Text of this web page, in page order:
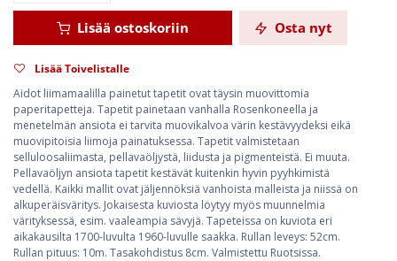
Lisää ostoskoriin Osta nyt
Lisää Toivelistalle
Aidot liimamaalilla painetut tapetit ovat täysin muovittomia
paperitapetteja. Tapetit painetaan vanhalla Rosenkoneella ja
menetelmän ansiota ei tarvita muovikalvoa värin kestävyydeksi eikä
muovipitoisia liimoja painatuksessa. Tapetit valmistetaan
selluloosaliimasta, pellavaöljystä, liidusta ja pigmenteistä. Ei muuta.
Pellavaöljyn ansiota tapetit kestävät kuitenkin hyvin pyyhkimistä
vedellä. Kaikki mallit ovat jäljennöksiä vanhoista malleista ja niissä on
alkuperäisväritys. Jokaisesta kuviosta löytyy myös muunnelmia
värityksessä, esim. vaaleampia sävyjä. Tapeteissa on kuviota eri
aikakausilta 1700-luvulta 1960-luvulle saakka. Rullan leveys: 52cm.
Rullan pituus: 10m. Tasakohdistus 8cm. Valmistettu Ruotsissa.